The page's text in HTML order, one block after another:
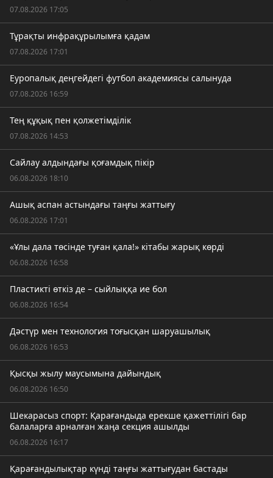
07.08.2026 17:05
Тұрақты инфрақұрылымға қадам
07.08.2026 17:01
Еуропалық деңгейдегі футбол академиясы салынуда
07.08.2026 16:59
Тең құқық пен қолжетімділік
07.08.2026 14:53
Сайлау алдындағы қоғамдық пікір
06.08.2026 18:10
Ашық аспан астындағы таңғы жаттығу
06.08.2026 17:01
«Ұлы дала төсінде туған қала!» кітабы жарық көрді
06.08.2026 16:58
Пластикті өткіз де – сыйлыққа ие бол
06.08.2026 16:54
Дәстүр мен технология тоғысқан шаруашылық
06.08.2026 16:53
Қысқы жылу маусымына дайындық
06.08.2026 16:50
Шекарасыз спорт: Қарағандыда ерекше қажеттілігі бар
балаларға арналған жаңа секция ашылды
06.08.2026 16:17
Қарағандылықтар күнді таңғы жаттығудан бастады